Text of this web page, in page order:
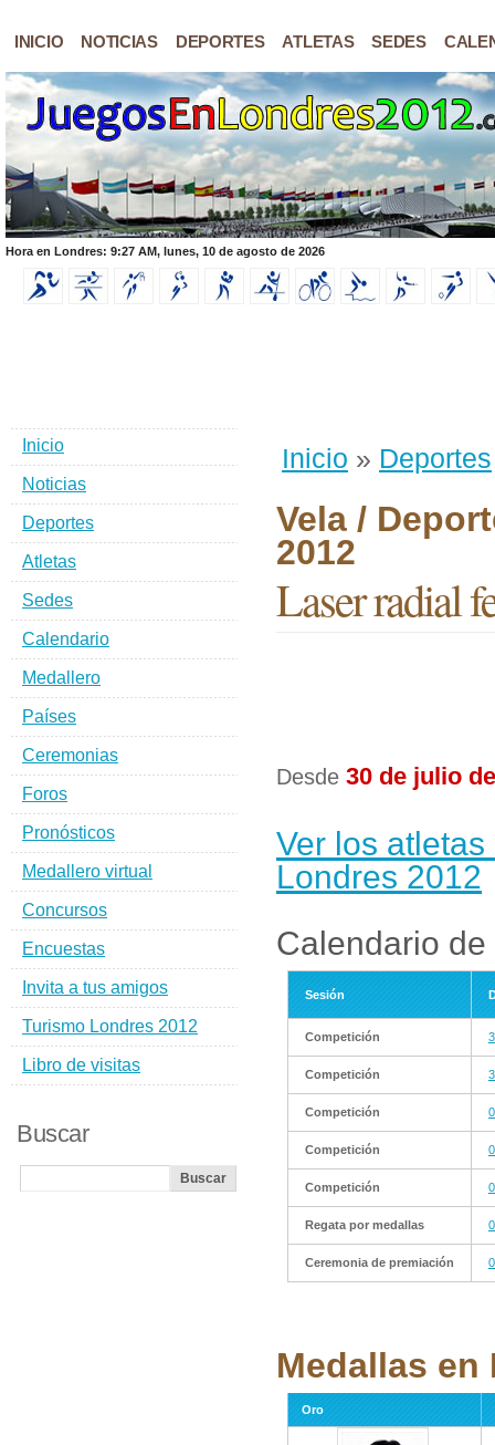
INICIO NOTICIAS DEPORTES ATLETAS SEDES
Hora en Londres: 9:27 AM, lunes, 10 de agosto de 2026
Inicio » Deportes
Vela /
2012
Laser radial
Desde 30 de julio
Ver los
Londres 2012
Calendario
Sesión
Competición
Competición
Competición
Competición
Competición
Regata por medallas
Ceremonia de premiación
Medallas en
Oro
Inicio
Noticias
Deportes
Atletas
Sedes
Calendario
Medallero
Países
Ceremonias
Foros
Pronósticos
Medallero virtual
Concursos
Encuestas
Invita a tus amigos
Turismo Londres 2012
Libro de visitas
Buscar